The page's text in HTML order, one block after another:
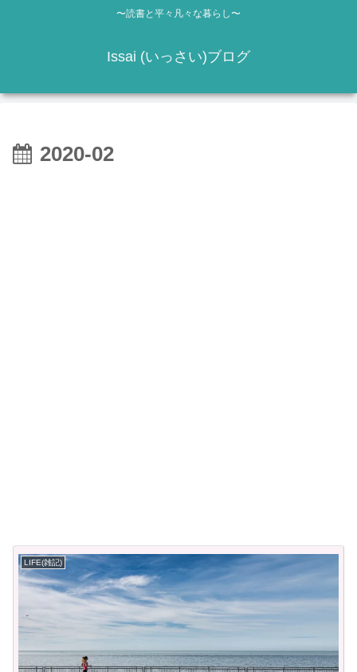
〜読書と平々凡々な暮らし〜
Issai (いっさい)ブログ
2020-02
LIFE(雑記)